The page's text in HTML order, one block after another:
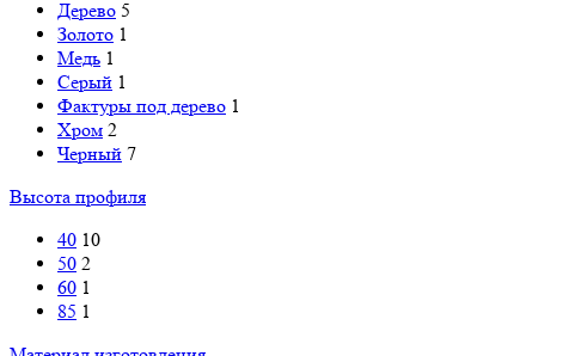
Дерево 5
Золото 1
Медь 1
Серый 1
Фактуры под дерево 1
Хром 2
Черный 7
Высота профиля
40 10
50 2
60 1
85 1